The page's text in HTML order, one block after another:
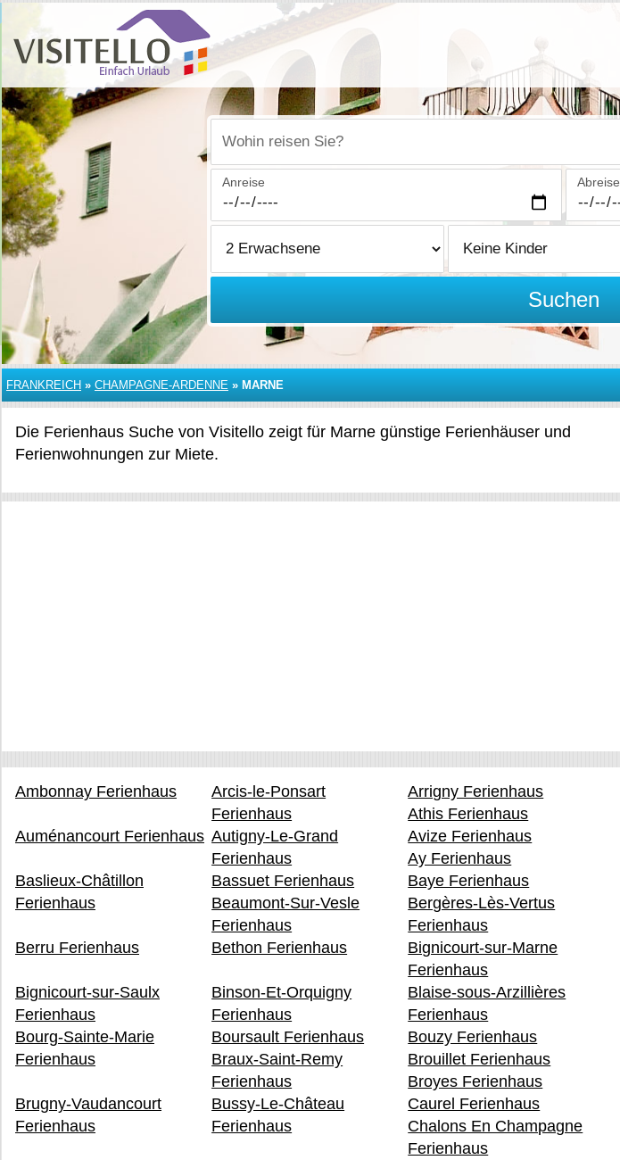
Wohin reisen Sie?
Anreise Abreise
Suchen
FRANKREICH » CHAMPAGNE-ARDENNE » MARNE
Die Ferienhaus Suche von Visitello zeigt für Marne günstige Ferienhäuser und
Ferienwohnungen zur Miete.
Ambonnay Ferienhaus
Arcis-le-Ponsart
Ferienhaus
Arrigny Ferienhaus
Athis Ferienhaus
Auménancourt Ferienhaus Autigny-Le-Grand
Ferienhaus
Avize Ferienhaus
Ay Ferienhaus
Baslieux-Châtillon
Ferienhaus
Bassuet Ferienhaus
Baye Ferienhaus
Beaumont-Sur-Vesle
Ferienhaus
Bergères-Lès-Vertus
Ferienhaus
Berru Ferienhaus
Bethon Ferienhaus
Bignicourt-sur-Marne
Ferienhaus
Bignicourt-sur-Saulx
Ferienhaus
Binson-Et-Orquigny
Ferienhaus
Blaise-sous-Arzillières
Ferienhaus
Bourg-Sainte-Marie
Ferienhaus
Boursault Ferienhaus
Bouzy Ferienhaus
Braux-Saint-Remy
Ferienhaus
Brouillet Ferienhaus
Broyes Ferienhaus
Brugny-Vaudancourt
Ferienhaus
Bussy-Le-Château
Ferienhaus
Caurel Ferienhaus
Chalons En Champagne
Ferienhaus